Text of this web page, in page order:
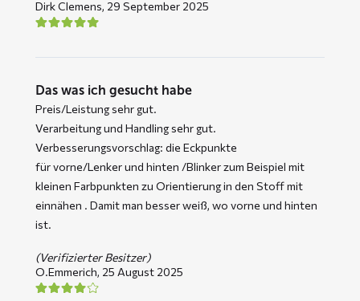
Dirk Clemens, 29 September 2025
Das was ich gesucht habe
Preis/Leistung sehr gut.
Verarbeitung und Handling sehr gut.
Verbesserungsvorschlag: die Eckpunkte
für vorne/Lenker und hinten /Blinker zum Beispiel mit
kleinen Farbpunkten zu Orientierung in den Stoff mit
einnähen . Damit man besser weiß, wo vorne und hinten
ist.
(Verifizierter Besitzer)
O.Emmerich, 25 August 2025